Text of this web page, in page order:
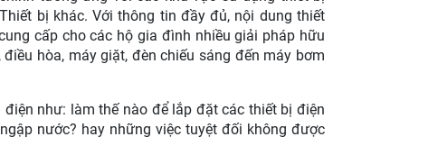
bị khác. Với thông tin đầy đủ, nội dung thiết
cấp cho các hộ gia đình nhiều giải pháp hữu
hòa, máy giặt, đèn chiếu sáng đến máy bơm
như: làm thế nào để lắp đặt các thiết bị điện
nước? hay những việc tuyệt đối không được